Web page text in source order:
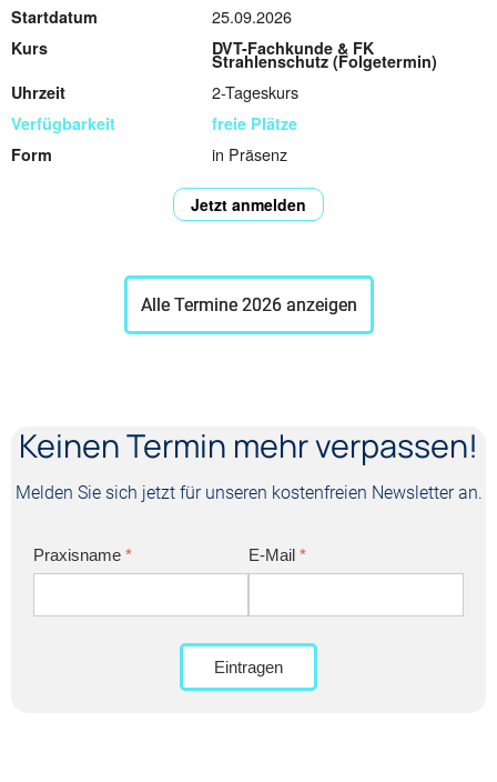
25.09.2026
DVT-Fachkunde & FK
Strahlenschutz (Folgetermin)
2-Tageskurs
freie Plätze
in Präsenz
Jetzt anmelden
Alle Termine 2026 anzeigen
Keinen Termin mehr verpassen!
Melden Sie sich jetzt für unseren kostenfreien Newsletter an.
Praxisname * E-Mail *
Eintragen